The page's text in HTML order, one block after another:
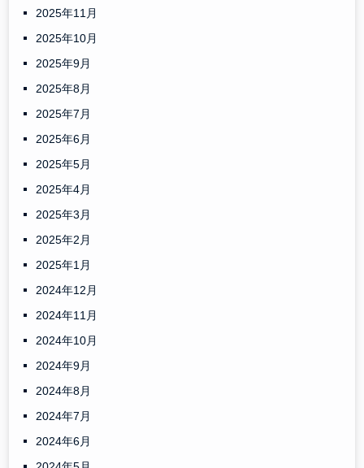
2025年11月
2025年10月
2025年9月
2025年8月
2025年7月
2025年6月
2025年5月
2025年4月
2025年3月
2025年2月
2025年1月
2024年12月
2024年11月
2024年10月
2024年9月
2024年8月
2024年7月
2024年6月